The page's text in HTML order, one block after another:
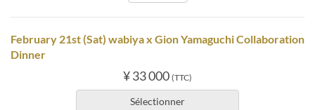
February 21st (Sat) wabiya x Gion Yamaguchi Collaboration
Dinner
¥ 33 000 (TTC)
Sélectionner